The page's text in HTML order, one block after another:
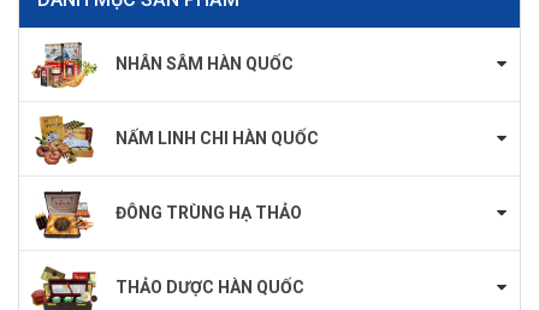
NHÂN SÂM HÀN QUỐC
NẤM LINH CHI HÀN QUỐC
ĐÔNG TRÙNG HẠ THẢO
THẢO DƯỢC HÀN QUỐC